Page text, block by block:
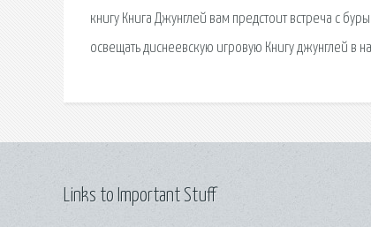
книгу Книга Джунглей вам предстоит встреча с
освещать диснеевскую игровую Книгу джунглей в
Links to Important Stuff